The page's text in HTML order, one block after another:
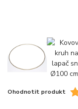
Ohodnotit produkt